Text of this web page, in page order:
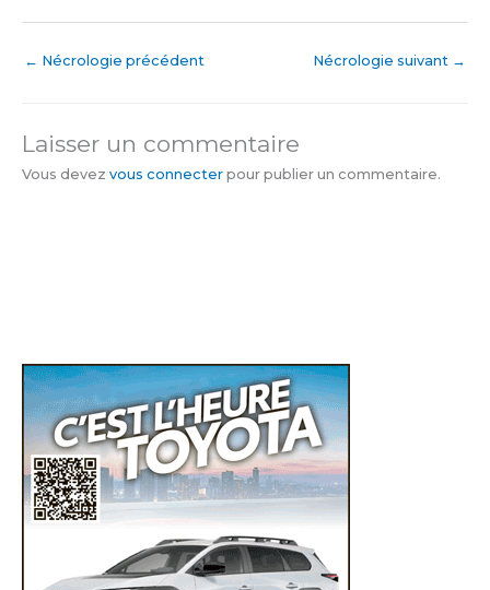
← Nécrologie précédent Nécrologie suivant →
Laisser un commentaire
Vous devez vous connecter pour publier un commentaire.